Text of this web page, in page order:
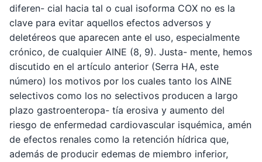
diferen- cial hacia tal o cual isoforma COX no es la
clave para evitar aquellos efectos adversos y
deletéreos que aparecen ante el uso, especialmente
crónico, de cualquier AINE (8, 9). Justa- mente, hemos
discutido en el artículo anterior (Serra HA, este
número) los motivos por los cuales tanto los AINE
selectivos como los no selectivos producen a largo
plazo gastroenteropa- tía erosiva y aumento del
riesgo de enfermedad cardiovascular isquémica, amén
de efectos renales como la retención hídrica que,
además de producir edemas de miembro inferior,